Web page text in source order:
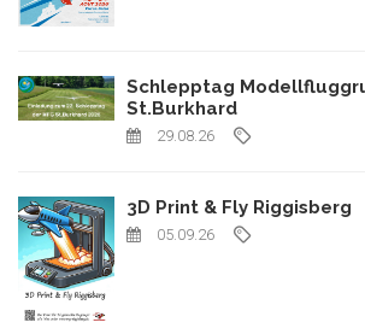
Schlepptag
St.Burkhard
29.08.26
3D Print & Fly Riggisberg
05.09.26